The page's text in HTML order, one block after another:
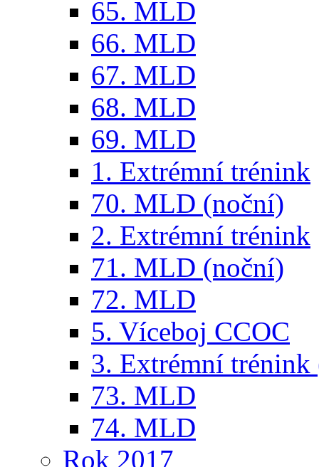
65. MLD
66. MLD
67. MLD
68. MLD
69. MLD
1. Extrémní trénink
70. MLD (noční)
2. Extrémní trénink
71. MLD (noční)
72. MLD
5. Víceboj CCOC
3. Extrémní trénink
73. MLD
74. MLD
Rok 2017